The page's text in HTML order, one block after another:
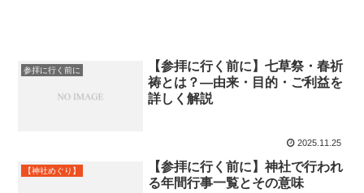
参拝に行く前に
【参拝に行く前に】七草祭・春祈
祷とは？—由来・目的・ご利益を
詳しく解説
2025.11.25
【神社めぐり】
【参拝に行く前に】神社で行われ
る年間行事一覧とその意味